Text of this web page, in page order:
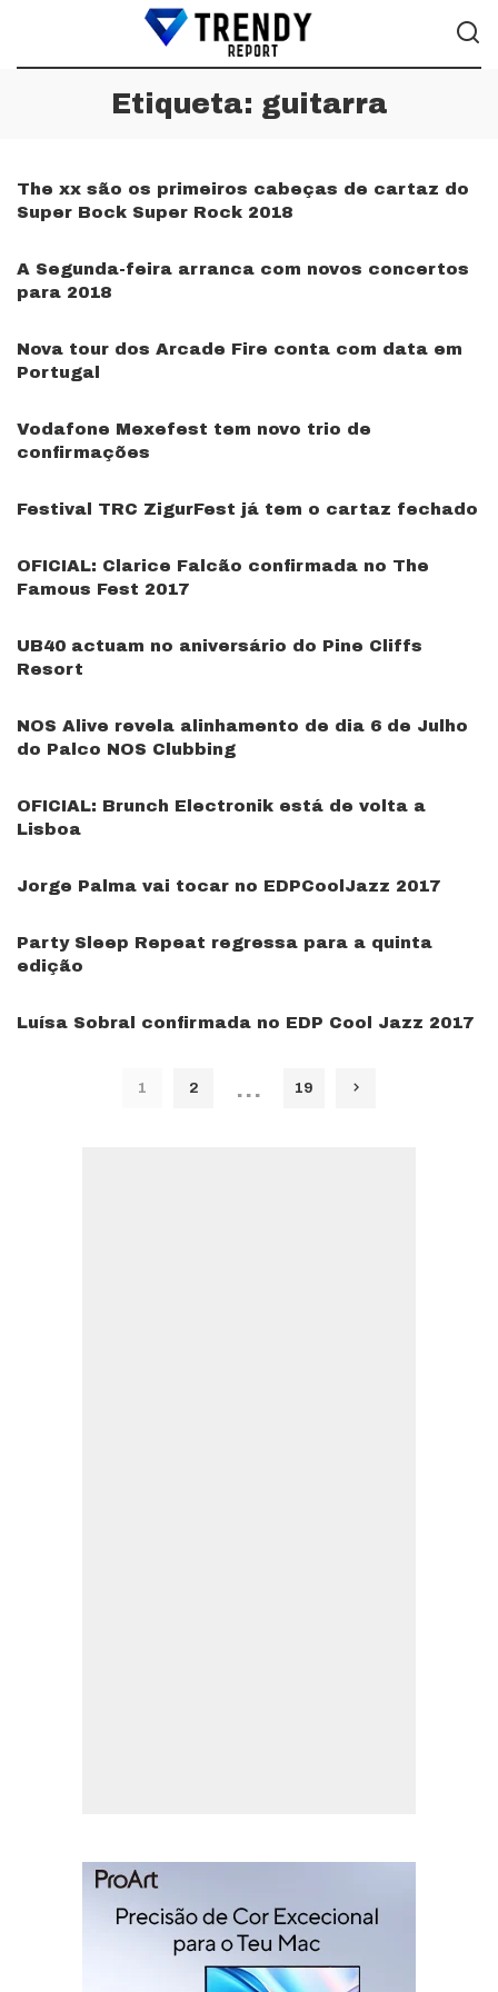
Etiqueta: guitarra
The xx são os primeiros cabeças de cartaz do
Super Bock Super Rock 2018
A Segunda-feira arranca com novos concertos
para 2018
Nova tour dos Arcade Fire conta com data em
Portugal
Vodafone Mexefest tem novo trio de
confirmações
Festival TRC ZigurFest já tem o cartaz fechado
OFICIAL: Clarice Falcão confirmada no The
Famous Fest 2017
UB40 actuam no aniversário do Pine Cliffs
Resort
NOS Alive revela alinhamento de dia 6 de Julho
do Palco NOS Clubbing
OFICIAL: Brunch Electronik está de volta a
Lisboa
Jorge Palma vai tocar no EDPCoolJazz 2017
Party Sleep Repeat regressa para a quinta
edição
Luísa Sobral confirmada no EDP Cool Jazz 2017
1 2 … 19